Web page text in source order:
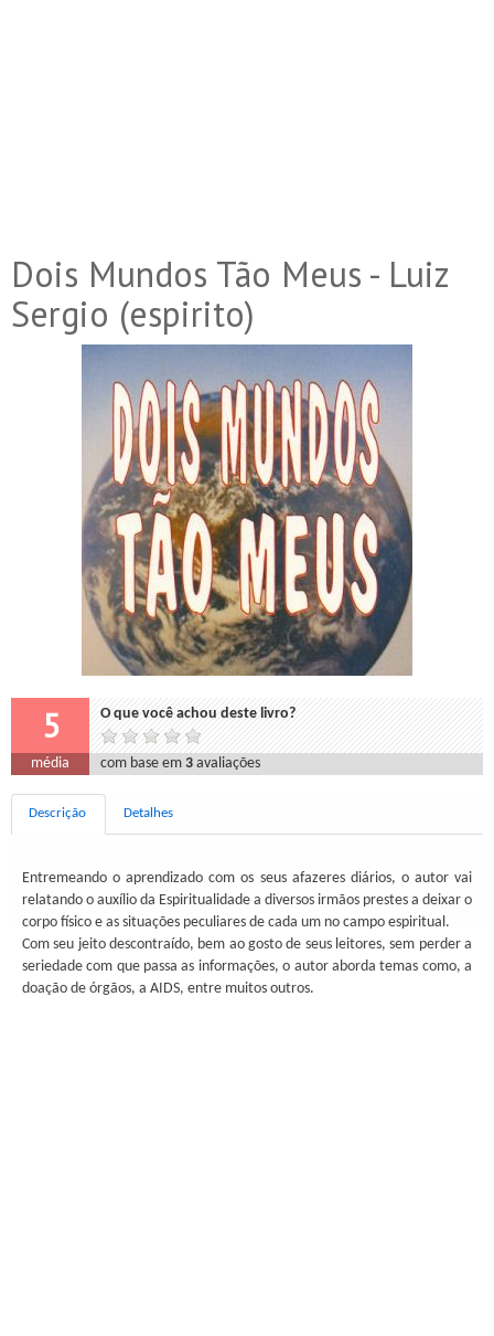
Dois Mundos Tão Meus - Luiz
Sergio (espirito)
5 O que você achou deste livro?
média com base em3 avaliações
Descrição Detalhes
Entremeando o aprendizado com os seus afazeres diários, o autor vai
relatando o auxílio da Espiritualidade a diversos irmãos prestes a deixar o
corpo físico e as situações peculiares de cada um no campo espiritual.
Com seu jeito descontraído, bem ao gosto de seus leitores, sem perder a
seriedade com que passa as informações, o autor aborda temas como, a
doação de órgãos, a AIDS, entre muitos outros.